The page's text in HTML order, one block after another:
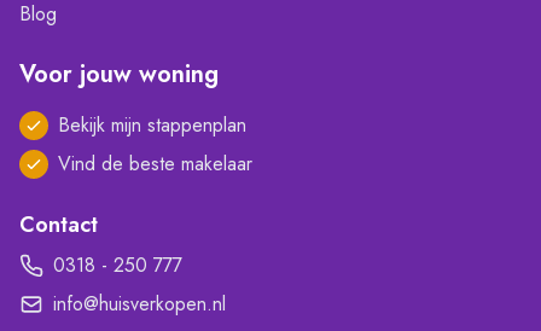
Blog
Voor jouw woning
Bekijk mijn stappenplan
Vind de beste makelaar
Contact
0318 - 250 777
info@huisverkopen.nl